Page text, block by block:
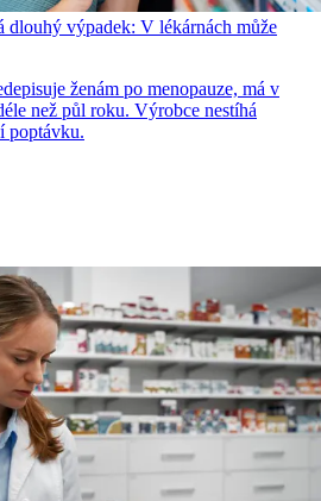
dlouhý výpadek: V lékárnách může
ženám po menopauze, má v
než půl roku. Výrobce nestíhá
poptávku.